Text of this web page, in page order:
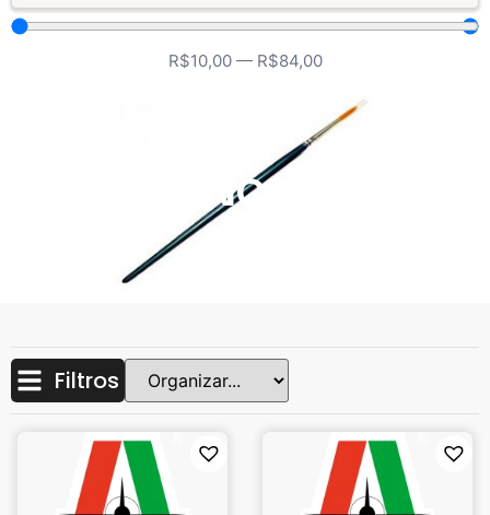
R$10,00— R$84,00
PINCEIS
Filtros